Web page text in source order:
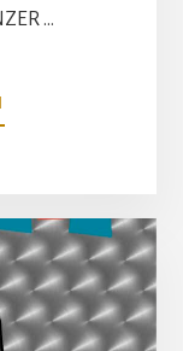
…
BRING
ROCK
ATTACK!
D-
A-
D